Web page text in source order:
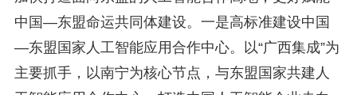
中国—东盟命运共同体建设。一是高标准建设中国
—东盟国家人工智能应用合作中心。以“广西集成”为
主要抓手，以南宁为核心节点，与东盟国家共建人